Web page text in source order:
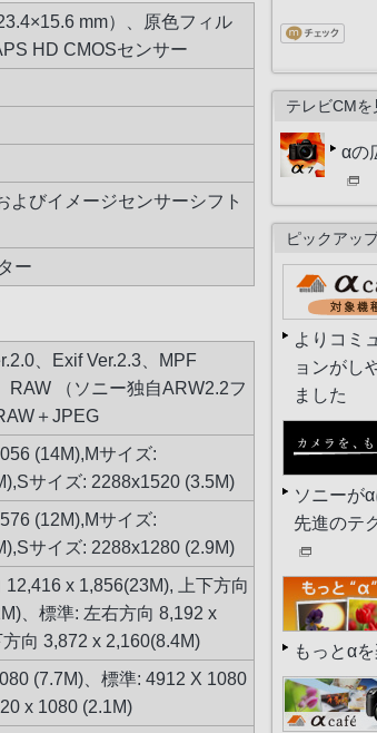
mm）、原色フィル
HD CMOSセンサー
よびイメージセンサーシフト
ー
、Exif Ver.2.3、MPF
RAW （ソニー独自ARW2.2フ
＋JPEG
(14M),Mサイズ:
サイズ: 2288x1520 (3.5M)
(12M),Mサイズ:
サイズ: 2288x1280 (2.9M)
12,416 x 1,856(23M), 上下方向
、標準: 左右方向 8,192 x
向 3,872 x 2,160(8.4M)
(7.7M)、標準: 4912 X 1080
x 1080 (2.1M)
テレビCMを
αの
ピックアッ
よりコミ
ョンがし
ました
ソニーが
先進のテ
もっとα